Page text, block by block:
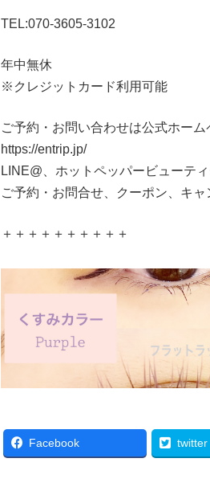
TEL:070-3605-3102
年中無休
※クレジットカード利用可能
ご予約・お問い合わせは公式ホーム
https://entrip.jp/
LINE@、ホットペッパービューテ
ご予約・お問合せ、クーポン、キ
＋＋＋＋＋＋＋＋＋＋
Facebook twitter